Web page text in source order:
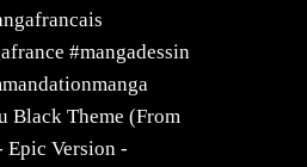
#mangadessin
Black Theme (From
Epic Version -